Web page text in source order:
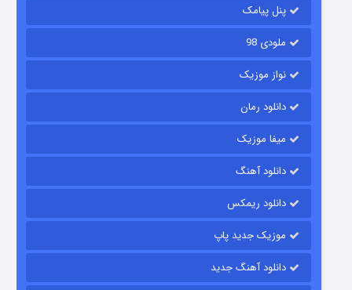
قسمت۱۵ (دوبله) منتشر شد
پنل پیامک
ملودی 98
نواز موزیک
دانلود رمان
میفا موزیک
دانلود آهنگ
دانلود ریمکس
موزیک جدید پاپ
دانلود آهنگ جدید